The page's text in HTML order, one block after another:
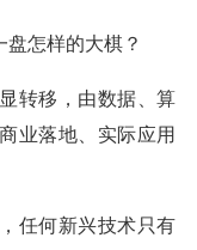
怎样的大棋？
转移，由数据、算
业落地、实际应用
任何新兴技术只有